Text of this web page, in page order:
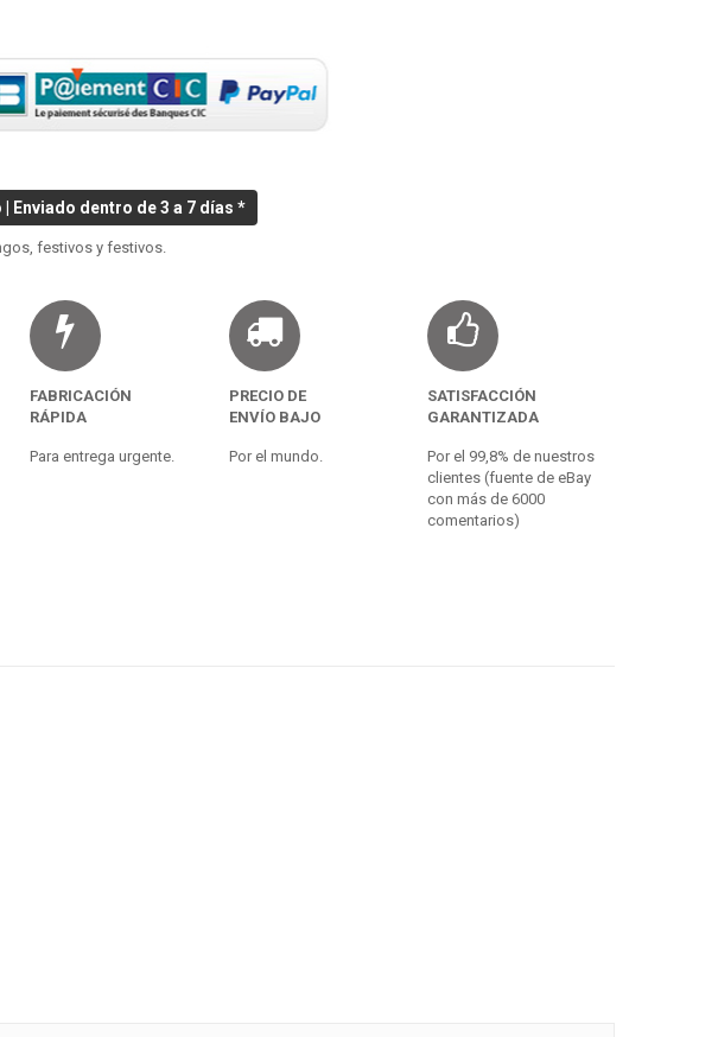
Enviado dentro de 3 a 7 días *
festivos y festivos.
FABRICACIÓN
RÁPIDA
Para entrega urgente.
PRECIO DE
ENVÍO BAJO
Por el mundo.
SATISFACCIÓN
GARANTIZADA
Por el 99,8% de nuestros
clientes (fuente de eBay
con más de 6000
comentarios)